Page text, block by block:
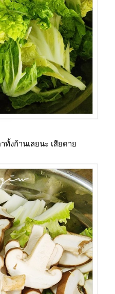
ทั้งก้านเลยนะ เสียดา